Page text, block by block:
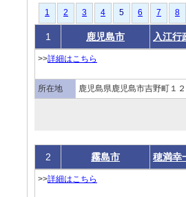
1 2 3 4 5 6 7 8
1 鹿児島市 入江行
>>詳細はこちら
所在地 鹿児島県鹿児島市吉野町１
2 霧島市 穂満幸
>>詳細はこちら